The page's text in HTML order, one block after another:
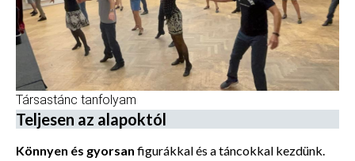
Társastánc tanfolyam
Teljesen az alapoktól
Könnyen és gyorsan figurákkal és a táncokkal kezdünk.